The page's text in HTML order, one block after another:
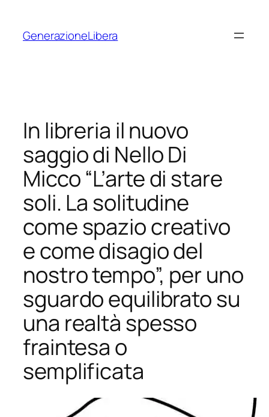
contenuto
GenerazioneLibera
In libreria il nuovo
saggio di Nello Di
Micco “L’arte di stare
soli. La solitudine
come spazio creativo
e come disagio del
nostro tempo”, per uno
sguardo equilibrato su
una realtà spesso
fraintesa o
semplificata